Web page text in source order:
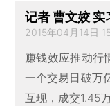
记者 曹文姣 实
2015年04月14日
赚钱效应推动行
一个交易日破万
互现，成交1.45